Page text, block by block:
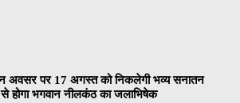
अवसर पर 17 अगस्त को निकलेगी भव्य सनातन
से होगा भगवान नीलकंठ का जलाभिषेक